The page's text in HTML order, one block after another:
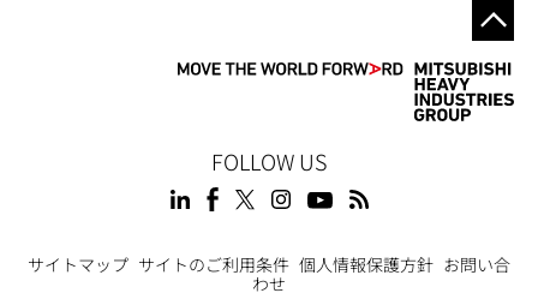
FOLLOW US
Footer
サイトマップ サイトのご利用条件 個人情報保護方針 お問い合
わせ